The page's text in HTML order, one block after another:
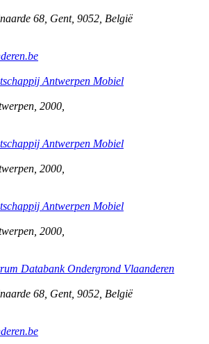
68 Gent, 9052 België
Antwerpen Mobiel
2000
Antwerpen Mobiel
2000
Antwerpen Mobiel
2000
Databank Ondergrond Vlaanderen
68 Gent, 9052 België